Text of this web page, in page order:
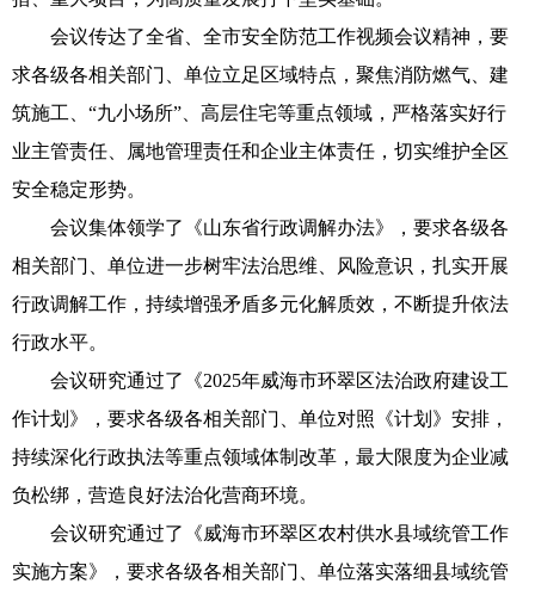
会议传达了全省、全市安全防范工作视频会议精神，要
求各级各相关部门、单位立足区域特点，聚焦消防燃气、建
筑施工、“九小场所”、高层住宅等重点领域，严格落实好行
业主管责任、属地管理责任和企业主体责任，切实维护全区
安全稳定形势。
会议集体领学了《山东省行政调解办法》，要求各级各
相关部门、单位进一步树牢法治思维、风险意识，扎实开展
行政调解工作，持续增强矛盾多元化解质效，不断提升依法
行政水平。
会议研究通过了《2025年威海市环翠区法治政府建设工
作计划》，要求各级各相关部门、单位对照《计划》安排，
持续深化行政执法等重点领域体制改革，最大限度为企业减
负松绑，营造良好法治化营商环境。
会议研究通过了《威海市环翠区农村供水县域统管工作
实施方案》，要求各级各相关部门、单位落实落细县域统管